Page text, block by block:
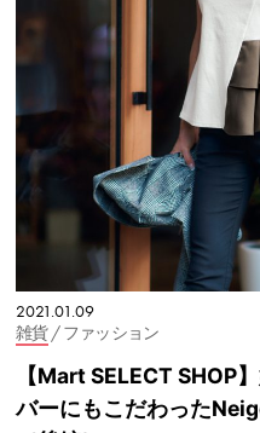
2021.01.09
雑貨/ ファッション
【Mart SELECT SHOP
バーにもこだわった